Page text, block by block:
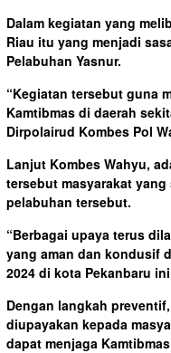
Dalam kegiatan yang
Riau itu yang menjadi
Pelabuhan Yasnur.
“Kegiatan tersebut guna
Kamtibmas di daerah
Dirpolairud Kombes Pol
Lanjut Kombes Wahyu,
tersebut masyarakat
pelabuhan tersebut.
“Berbagai upaya terus
yang aman dan kondusif
2024 di kota Pekanbaru
Dengan langkah
diupayakan kepada
dapat menjaga